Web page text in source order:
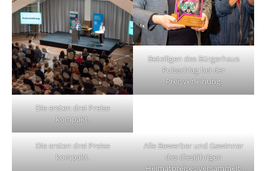
Beteiligen des Bürgerhaus
Pulsschlag bei der
Preisverleihung.
Die ersten drei Preise
kompakt.
Die ersten drei Preise
kompakt.
Alle Bewerber und Gewinner
des diesjährigen
Heimatpreises versammelt.